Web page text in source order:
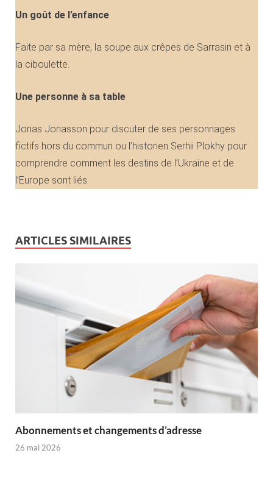
Un goût de l’enfance
Faite par sa mère, la soupe aux crêpes de Sarrasin et à
la ciboulette.
Une personne à sa table
Jonas Jonasson pour discuter de ses personnages
fictifs hors du commun ou l’historien Serhii Plokhy pour
comprendre comment les destins de l’Ukraine et de
l’Europe sont liés.
ARTICLES SIMILAIRES
Abonnements et changements d’adresse
26 mai 2026